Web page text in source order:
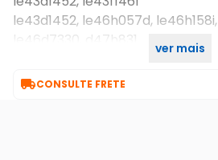
le43d1452, le46h057d,
le46d7330, d47h831
ver mais
CONSULTE FRETE